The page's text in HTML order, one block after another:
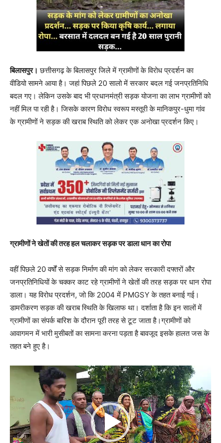
बिलासपुर। छत्तीसगढ़ के बिलासपुर जिले में ग्रामीणों के विरोध प्रदर्शन का
वीडियो सामने आया है। जहां पिछले 20 सालो में सरकार बदल गई जनप्रतिनिधि
बदल गए। लेकिन उसके बाद भी प्रधानमंत्री सड़क योजना का लाभ ग्रामीणों को
नहीं मिल पा रही है। जिसके कारण विरोध स्वरूप मस्तूरी के मानिकपुर-धुमा गांव
के ग्रामीणों ने सड़क की खराब स्थिति को लेकर एक अनोखा प्रदर्शन किए।
ग्रामीणों ने खेतों की तरह हल चलाकर सड़क पर डाला धान का रोपा
वहीं पिछले 20 वर्षों से सड़क निर्माण की मांग को लेकर सरकारी दफ्तरों और
जनप्रतिनिधियों के चक्कर काट रहे ग्रामीणों ने खेतों की तरह सड़क पर धान रोपा
डाला। यह विरोध प्रदर्शन, जो कि 2004 में PMGSY के तहत बनाई गई।
डामरीकरण सड़क की खराब स्थिति के खिलाफ था। दर्शाता है कि इन सालों में
ग्रामीणों का संपर्क बारिश के दौरान पूरी तरह से टूट जाता है।ग्रामीणों को
आवागमन में भारी मुसीबतों का सामना करना पड़ता है बावजूद इसके हालत जस के
तहत बने हुए है।
V
d
e
o
P